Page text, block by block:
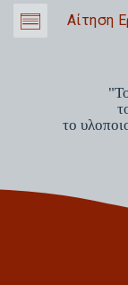
Αίτηση
το